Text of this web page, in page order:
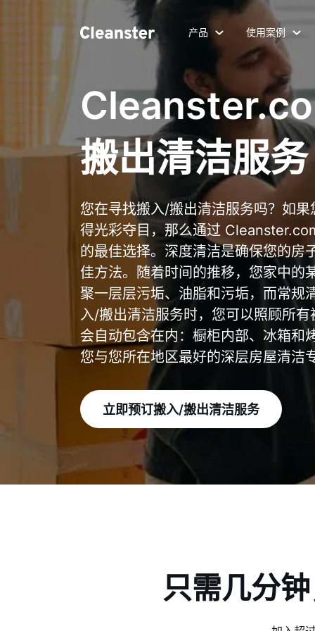
产品 使用案例
搬出清洁服务
您在寻找搬入/搬出清洁服务吗？如
得光彩夺目，那么通过
的最佳选择。深度清洁是确保您的房
佳方法。随着时间的推移，您家中的
聚一层层污垢、油脂和污垢，而常规
入/搬出清洁服务时，您可以照顾所
会自动包含在内：橱柜内部、冰箱
您与您所在地区最好的深层房屋清洁
立即预订搬入/搬出清洁服务
只需几分